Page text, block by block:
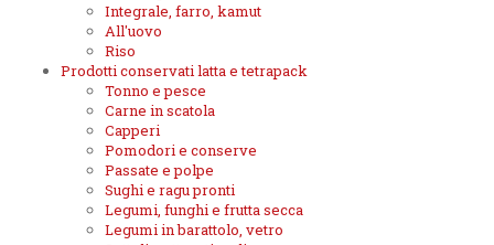
Integrale, farro, kamut
All'uovo
Riso
Prodotti conservati latta e tetrapack
Tonno e pesce
Carne in scatola
Capperi
Pomodori e conserve
Passate e polpe
Sughi e ragu pronti
Legumi, funghi e frutta secca
Legumi in barattolo, vetro